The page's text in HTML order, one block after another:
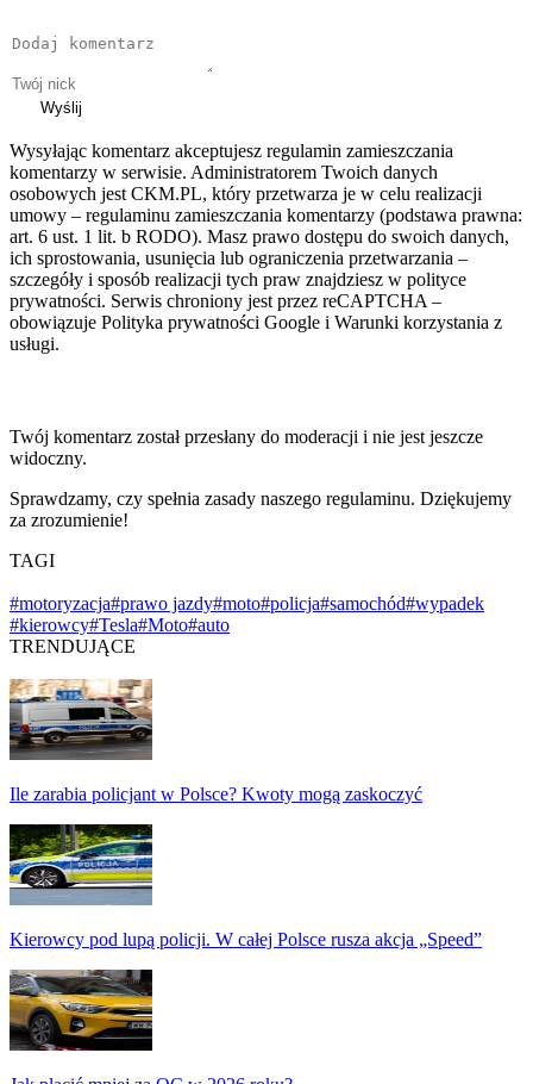
Wyślij
Wysyłając komentarz akceptujesz regulamin zamieszczania
komentarzy w serwisie. Administratorem Twoich danych
osobowych jest CKM.PL, który przetwarza je w celu realizacji
umowy – regulaminu zamieszczania komentarzy (podstawa prawna:
art. 6 ust. 1 lit. b RODO). Masz prawo dostępu do swoich danych,
ich sprostowania, usunięcia lub ograniczenia przetwarzania –
szczegóły i sposób realizacji tych praw znajdziesz w polityce
prywatności. Serwis chroniony jest przez reCAPTCHA –
obowiązuje Polityka prywatności Google i Warunki korzystania z
usługi.
Twój komentarz został przesłany do moderacji i nie jest jeszcze
widoczny.
Sprawdzamy, czy spełnia zasady naszego regulaminu. Dziękujemy
za zrozumienie!
TAGI
#motoryzacja#prawo jazdy#moto#policja#samochód#wypadek
#kierowcy#Tesla#Moto#auto
TRENDUJĄCE
Ile zarabia policjant w Polsce? Kwoty mogą zaskoczyć
Kierowcy pod lupą policji. W całej Polsce rusza akcja „Speed”